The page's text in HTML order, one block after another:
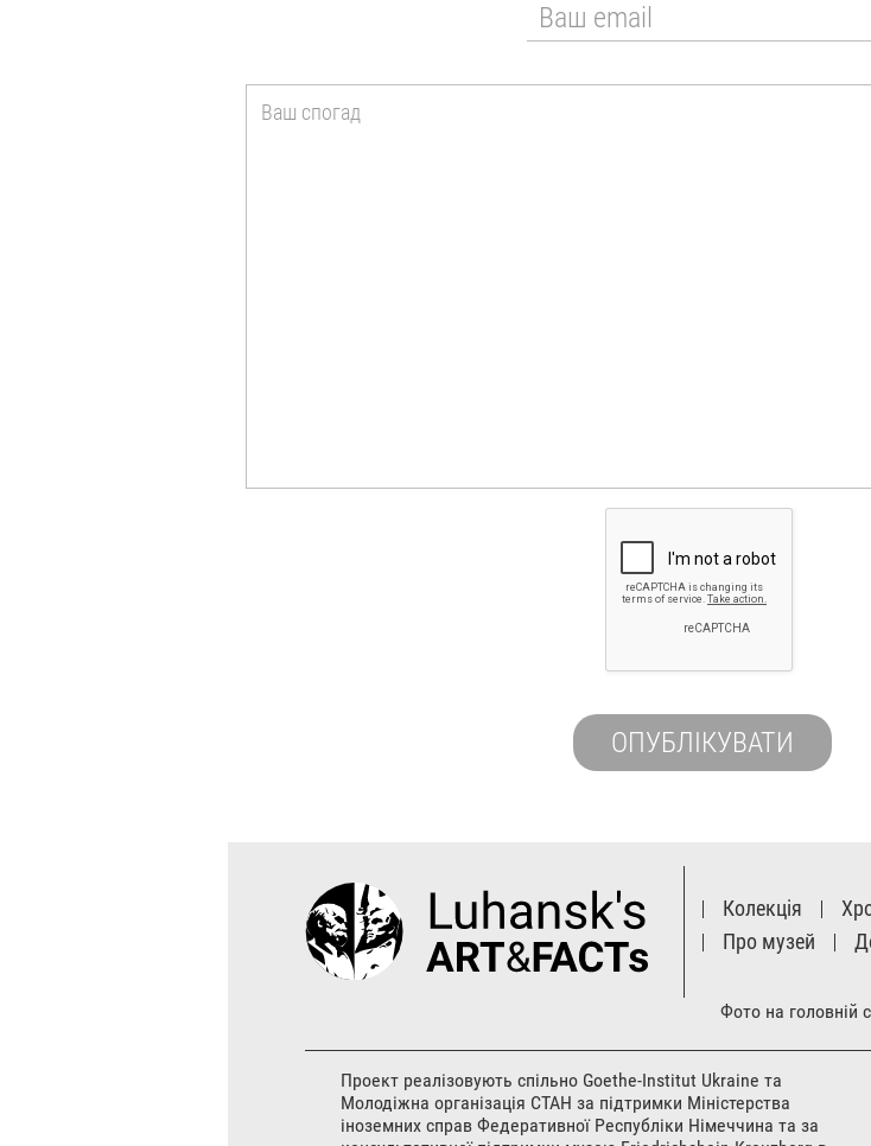
Колекція
Про музей
Фото на головній
Проект реалізовують спільно Goethe-Institut Ukraine та
Молодіжна організація СТАН за підтримки Міністерства
іноземних справ Федеративної Республіки Німеччина та за